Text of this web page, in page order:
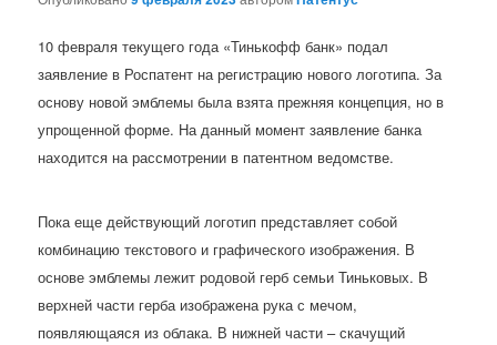
10 февраля текущего года «Тинькофф банк» подал
заявление в Роспатент на регистрацию нового логотипа. За
основу новой эмблемы была взята прежняя концепция, но в
упрощенной форме. На данный момент заявление банка
находится на рассмотрении в патентном ведомстве.
Пока еще действующий логотип представляет собой
комбинацию текстового и графического изображения. В
основе эмблемы лежит родовой герб семьи Тиньковых. В
верхней части герба изображена рука с мечом,
появляющаяся из облака. В нижней части – скачущий